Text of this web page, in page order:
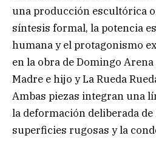
una producción escultórica
síntesis formal, la potencia
humana y el protagonismo
en la obra de Domingo
Madre e hijo y La Rueda
Ambas piezas integran una
la deformación deliberada
superficies rugosas y la